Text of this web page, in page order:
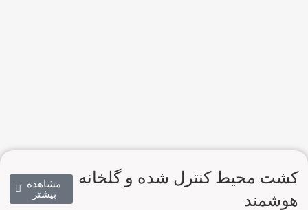
کشت محیط کنترل شده و گلخانه
هوشمند
مشاهده
بیشتر